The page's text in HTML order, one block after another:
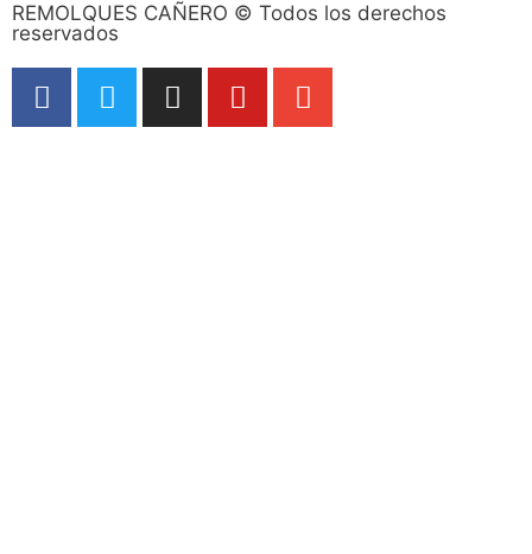
REMOLQUES CAÑERO © Todos los derechos
reservados